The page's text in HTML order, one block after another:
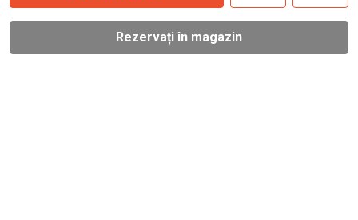
Rezervați în magazin